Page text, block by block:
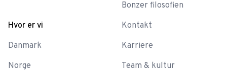
Hvor er vi
Danmark
Norge
Bonzer filosofien
Kontakt
Karriere
Team & kultur